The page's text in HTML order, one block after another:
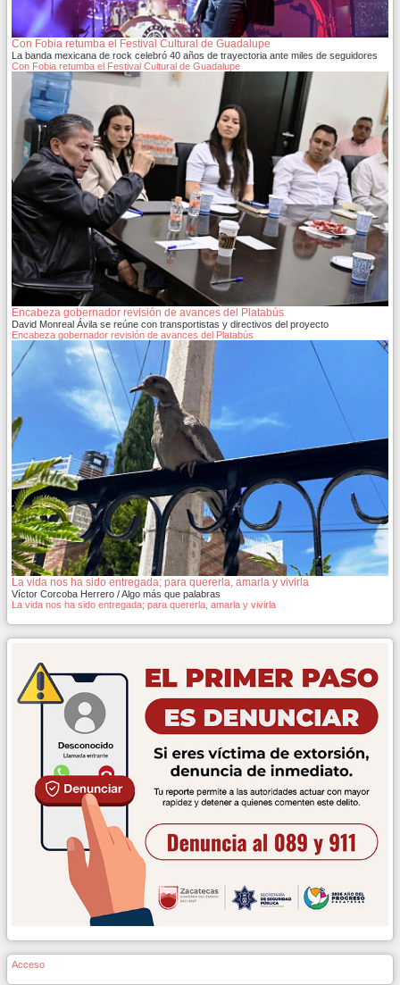
Con Fobia retumba el Festival Cultural de Guadalupe
La banda mexicana de rock celebró 40 años de trayectoria ante miles de seguidores
Con Fobia retumba el Festival Cultural de Guadalupe
Encabeza gobernador revisión de avances del Platabús
David Monreal Ávila se reúne con transportistas y directivos del proyecto
Encabeza gobernador revisión de avances del Platabús
La vida nos ha sido entregada; para quererla, amarla y vivirla
Víctor Corcoba Herrero / Algo más que palabras
La vida nos ha sido entregada; para quererla, amarla y vivirla
Acceso